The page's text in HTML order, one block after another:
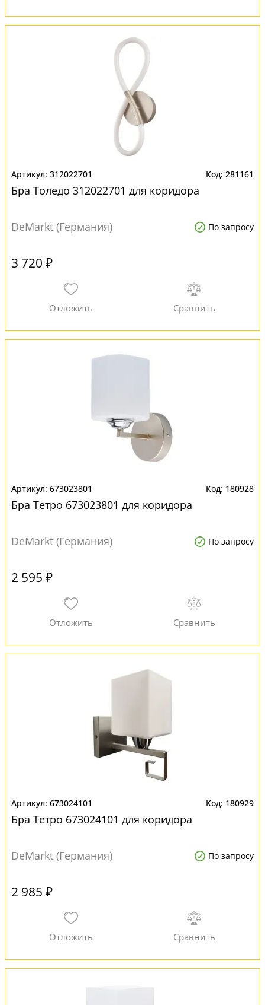
312022701 281161
Бра Толедо 312022701 для коридора
DeMarkt (Германия) По запросу
3 720 ₽
673023801 180928
Бра Тетро 673023801 для коридора
DeMarkt (Германия) По запросу
2 595 ₽
673024101 180929
Бра Тетро 673024101 для коридора
DeMarkt (Германия) По запросу
2 985 ₽